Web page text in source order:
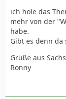
ich hole das
mehr von der
habe.
Gibt es denn da
Grüße aus
Ronny